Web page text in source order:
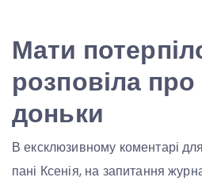
Мати
розповіла про
доньки
В ексклюзивному коментарі для
пані Ксенія, на запитання